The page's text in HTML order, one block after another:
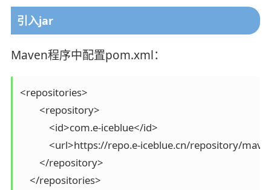
引入jar
Maven程序中配置pom.xml：
<repositories>
        <repository>
            <id>com.e-iceblue</id>
<url>https://repo.e-iceblue.cn/repository/
        </repository>
    </repositories>